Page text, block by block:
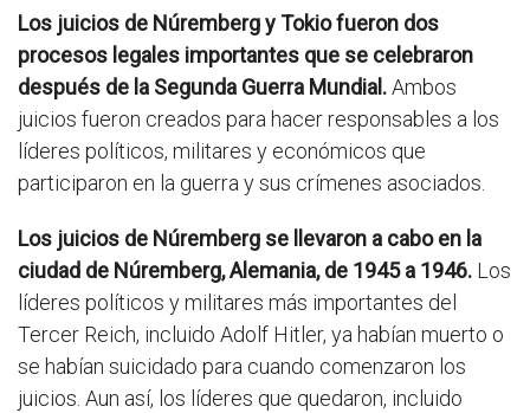
Los juicios de Núremberg y Tokio fueron dos
procesos legales importantes que se celebraron
después de la Segunda Guerra Mundial.Ambos
juicios fueron creados para hacer responsables a los
líderes políticos, militares y económicos que
participaron en la guerra y sus crímenes asociados.
Los juicios de Núremberg se llevaron a cabo en la
ciudad de Núremberg, Alemania, de 1945 a 1946. Los
líderes políticos y militares más importantes del
Tercer Reich, incluido Adolf Hitler, ya habían muerto o
se habían suicidado para cuando comenzaron los
juicios. Aun así, los líderes que quedaron, incluido